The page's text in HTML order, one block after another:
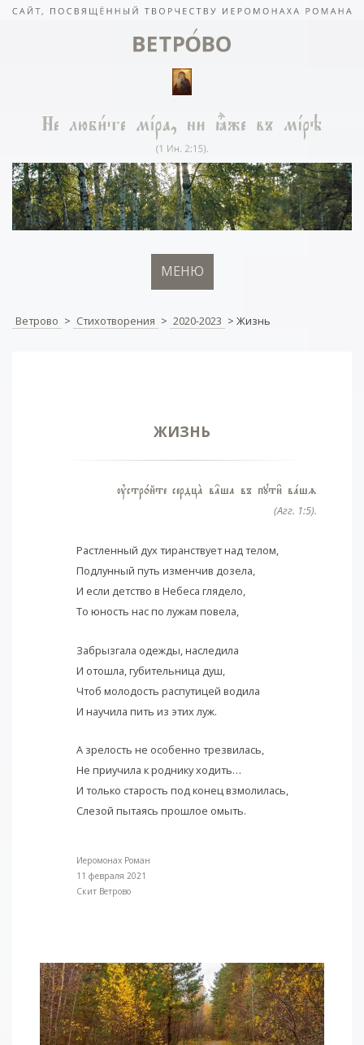
МЕНЮ
Ветрово > Стихотворения > 2020-2023 > Жизнь
ЖИЗНЬ
ўстр0йте сердцA в†ша въ пути6 вaшz
(Агг. 1:5).
Растленный дух тиранствует над телом,
Подлунный путь изменчив дозела,
И если детство в Небеса глядело,
То юность нас по лужам повела,
Забрызгала одежды, наследила
И отошла, губительница душ,
Чтоб молодость распутицей водила
И научила пить из этих луж.
А зрелость не особенно трезвилась,
Не приучила к роднику ходить…
И только старость под конец взмолилась,
Слезой пытаясь прошлое омыть.
Иеромонах Роман
11 февраля 2021
Cкит Ветрово